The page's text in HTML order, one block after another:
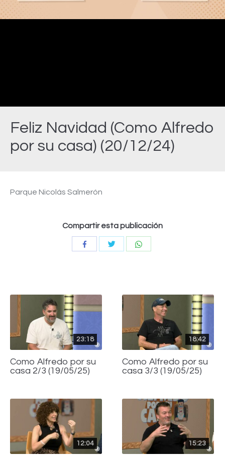
Feliz Navidad (Como Alfredo
por su casa) (20/12/24)
Video
Parque Nicolás Salmerón
Compartir esta publicación
CompartirCompartir
23:18
Como Alfredo por su
casa 2/3 (19/05/25)
18:42
Como Alfredo por su
casa 3/3 (19/05/25)
12:04 15:23